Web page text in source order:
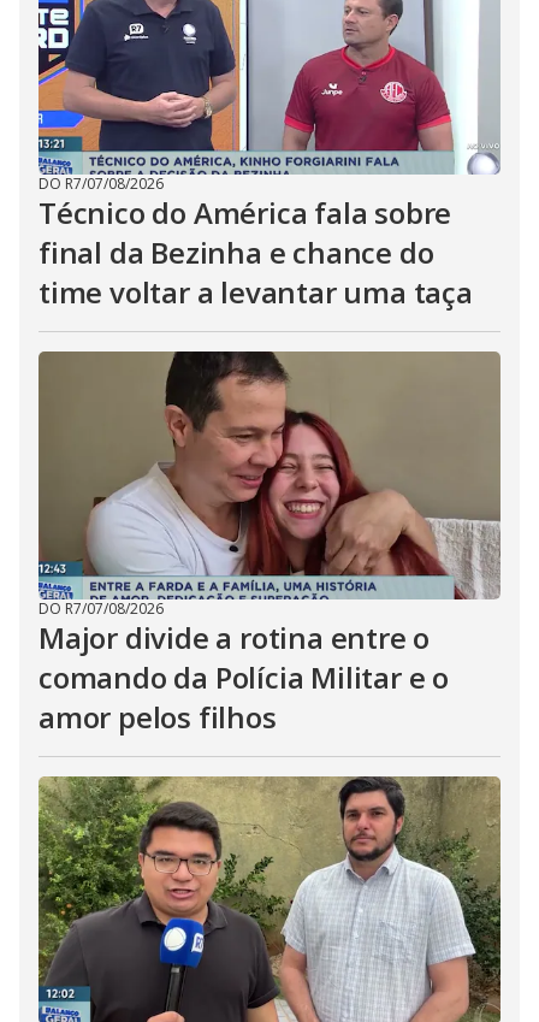
DO R7/07/08/2026
Técnico do América fala sobre
final da Bezinha e chance do
time voltar a levantar uma taça
DO R7/07/08/2026
Major divide a rotina entre o
comando da Polícia Militar e o
amor pelos filhos